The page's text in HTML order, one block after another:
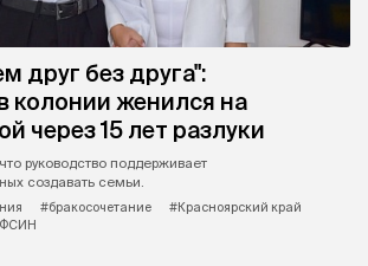
друг без друга":
колонии женился на
через 15 лет разлуки
руководство поддерживает
создавать семьи.
#бракосочетание
#Красноярский край